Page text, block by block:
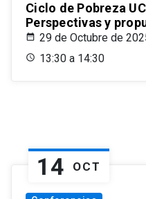
Ciclo de Pobreza
Perspectivas y
29 de Octubre de
13:30 a 14:30
14 OCT